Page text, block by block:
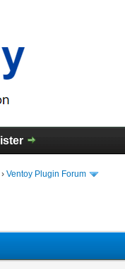
› Ventoy Plugin Forum